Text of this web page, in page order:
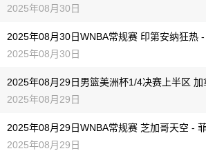
2025年08月30日
2025年08月30日WNBA常规赛 印第安纳狂热
2025年08月30日
2025年08月29日
2025年08月29日WNBA常规赛 芝加哥天空 -
2025年08月29日